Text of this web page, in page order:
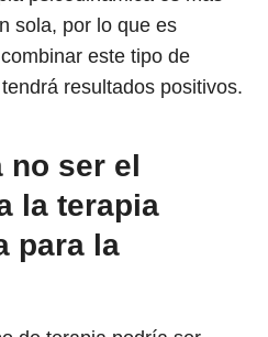
sola, por lo que es
este tipo de
resultados positivos.
no ser el
la terapia
para la